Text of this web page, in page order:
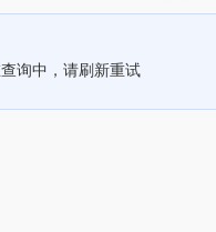
询中，请刷新重试